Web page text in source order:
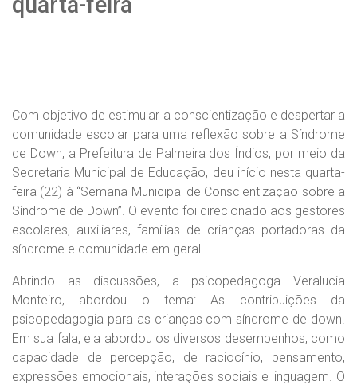
Com objetivo de estimular a conscientização e despertar a
comunidade escolar para uma reflexão sobre a Síndrome
de Down, a Prefeitura de Palmeira dos Índios, por meio da
Secretaria Municipal de Educação, deu início nesta quarta-
feira (22) à “Semana Municipal de Conscientização sobre a
Síndrome de Down”. O evento foi direcionado aos gestores
escolares, auxiliares, famílias de crianças portadoras da
síndrome e comunidade em geral.
Abrindo as discussões, a psicopedagoga Veralucia
Monteiro, abordou o tema: As contribuições da
psicopedagogia para as crianças com síndrome de down.
Em sua fala, ela abordou os diversos desempenhos, como
capacidade de percepção, de raciocínio, pensamento,
expressões emocionais, interações sociais e linguagem. O